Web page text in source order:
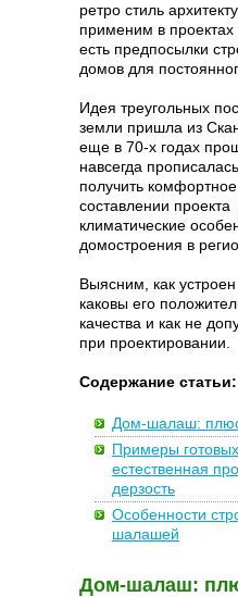
ретро стиль
применим в
есть предпосылки
домов для
Идея треугольных
земли пришла из
еще в 70-х годах
навсегда
получить
составлении
климатические
домостроения в
Выясним, как
каковы его
качества и как не
при проектировании.
Содержание статьи:
Дом-шалаш:
Примеры
естественная
дерзость
Особенности
шалашей
Дом-шалаш: